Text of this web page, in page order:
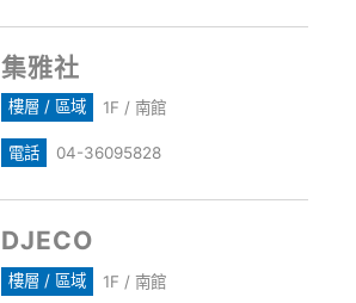
集雅社
樓層 / 區域 1F / 南館
電話 04-36095828
DJECO
樓層 / 區域 1F / 南館